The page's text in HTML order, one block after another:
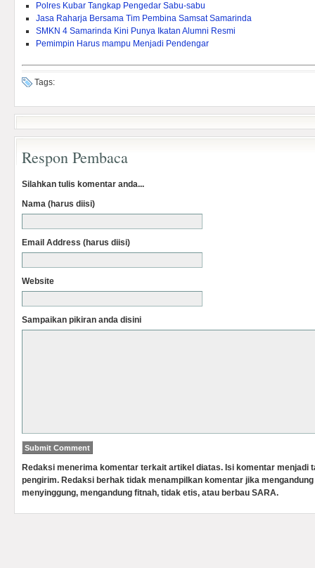
Polres Kubar Tangkap Pengedar Sabu-sabu
Jasa Raharja Bersama Tim Pembina Samsat Samarinda
SMKN 4 Samarinda Kini Punya Ikatan Alumni Resmi
Pemimpin Harus mampu Menjadi Pendengar
Tags:
Respon Pembaca
Silahkan tulis komentar anda...
Nama (harus diisi)
Email Address (harus diisi)
Website
Sampaikan pikiran anda disini
Redaksi menerima komentar terkait artikel diatas. Isi komentar menjadi
pengirim. Redaksi berhak tidak menampilkan komentar jika
menyinggung, mengandung fitnah, tidak etis, atau berbau SARA.